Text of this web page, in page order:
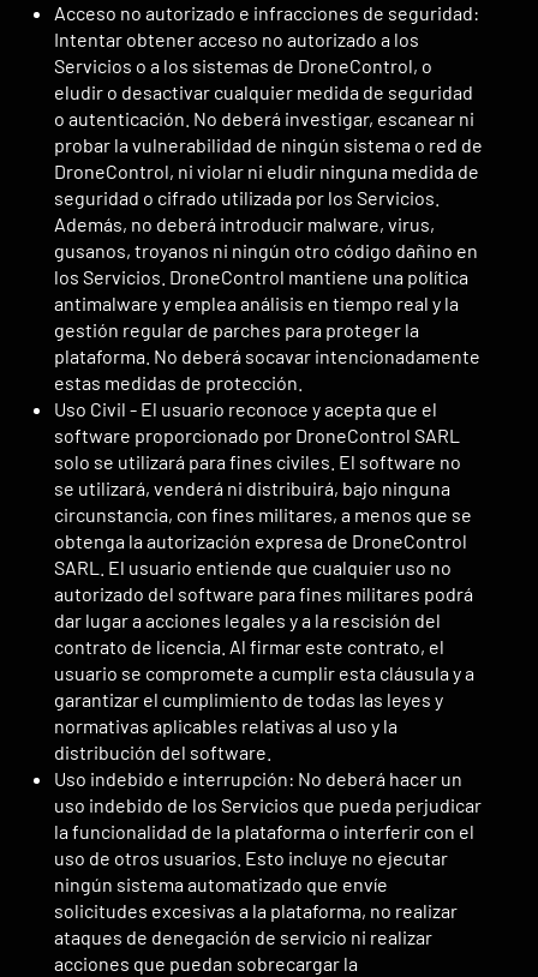
Acceso no autorizado e infracciones de seguridad:
Intentar obtener acceso no autorizado a los
Servicios o a los sistemas de DroneControl, o
eludir o desactivar cualquier medida de seguridad
o autenticación. No deberá investigar, escanear ni
probar la vulnerabilidad de ningún sistema o red de
DroneControl, ni violar ni eludir ninguna medida de
seguridad o cifrado utilizada por los Servicios.
Además, no deberá introducir malware, virus,
gusanos, troyanos ni ningún otro código dañino en
los Servicios. DroneControl mantiene una política
antimalware y emplea análisis en tiempo real y la
gestión regular de parches para proteger la
plataforma. No deberá socavar intencionadamente
estas medidas de protección.
Uso Civil - El usuario reconoce y acepta que el
software proporcionado por DroneControl SARL
solo se utilizará para fines civiles. El software no
se utilizará, venderá ni distribuirá, bajo ninguna
circunstancia, con fines militares, a menos que se
obtenga la autorización expresa de DroneControl
SARL. El usuario entiende que cualquier uso no
autorizado del software para fines militares podrá
dar lugar a acciones legales y a la rescisión del
contrato de licencia. Al firmar este contrato, el
usuario se compromete a cumplir esta cláusula y a
garantizar el cumplimiento de todas las leyes y
normativas aplicables relativas al uso y la
distribución del software.
Uso indebido e interrupción: No deberá hacer un
uso indebido de los Servicios que pueda perjudicar
la funcionalidad de la plataforma o interferir con el
uso de otros usuarios. Esto incluye no ejecutar
ningún sistema automatizado que envíe
solicitudes excesivas a la plataforma, no realizar
ataques de denegación de servicio ni realizar
acciones que puedan sobrecargar la